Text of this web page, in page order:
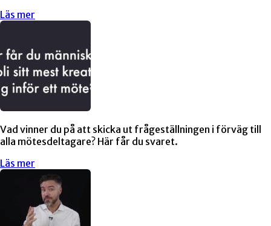
Läs mer
Vad vinner du på att skicka ut frågeställningen i förväg till
alla mötesdeltagare? Här får du svaret.
Läs mer